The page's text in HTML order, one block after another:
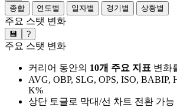
종합
연도별 일자별 경기별 상황별
주요 스탯 변화
💾 ?
주요 스탯 변화
커리어 동안의 10개 주요 지표 변화
AVG, OBP, SLG, OPS, ISO, BABIP,
K%
상단 토글로 막대/선 차트 전환 가능